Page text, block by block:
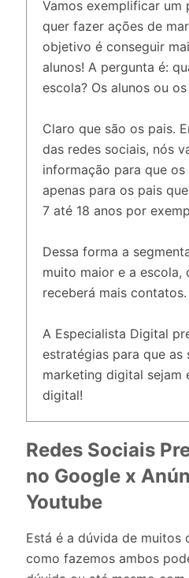
Vamos exemplificar um
quer fazer ações de
objetivo é conseguir
alunos! A pergunta é:
escola? Os alunos ou
Claro que são os pais.
das redes sociais, nós
informação para que
apenas para os pais
7 até 18 anos por
Dessa forma a
muito maior e a escola,
receberá mais contatos.
A Especialista Digital
estratégias para que as
marketing digital sejam
digital!
Redes Sociais
no Google x
Youtube
Está é a dúvida de muitos
como fazemos ambos